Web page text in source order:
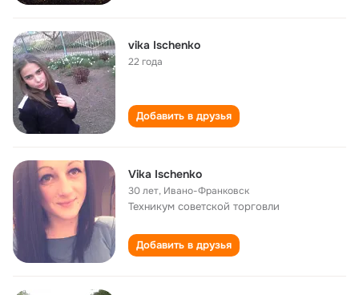
vika Ischenko
22 года
Добавить в друзья
Vika Ischenko
30 лет, Ивано-Франковск
Техникум советской торговли
Добавить в друзья